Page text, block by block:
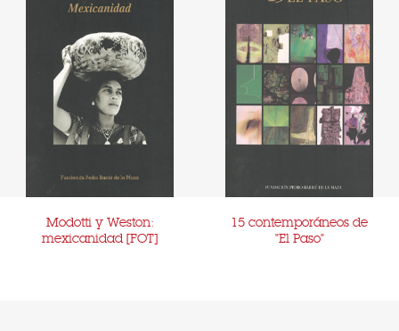
Modotti y Weston:
mexicanidad [FOT]
15 contemporáneos de
"El Paso"